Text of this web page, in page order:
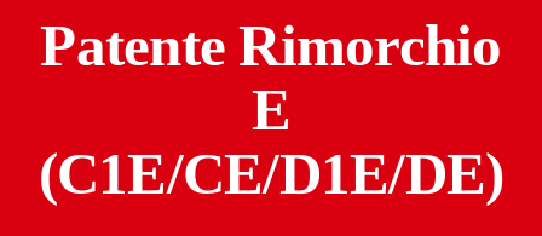
Patente Rimorchio
E
(C1E/CE/D1E/DE)